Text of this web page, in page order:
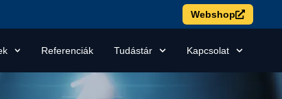
Webshop
Referenciák Tudástár Kapcsolat